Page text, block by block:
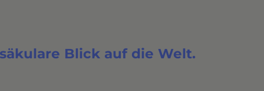
Blick auf die Welt.